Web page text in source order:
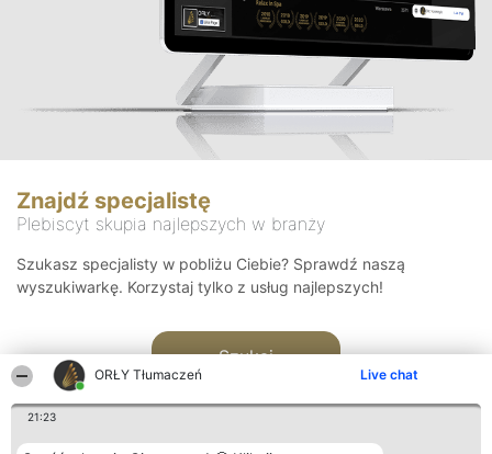
ORŁY Tłumaczeń Live chat
21:23
Znajdź specjalistę
Plebiscyt skupia najlepszych w branży
Szukasz specjalisty w pobliżu Ciebie? Sprawdź naszą
wyszukiwarkę. Korzystaj tylko z usług najlepszych!
Szukaj